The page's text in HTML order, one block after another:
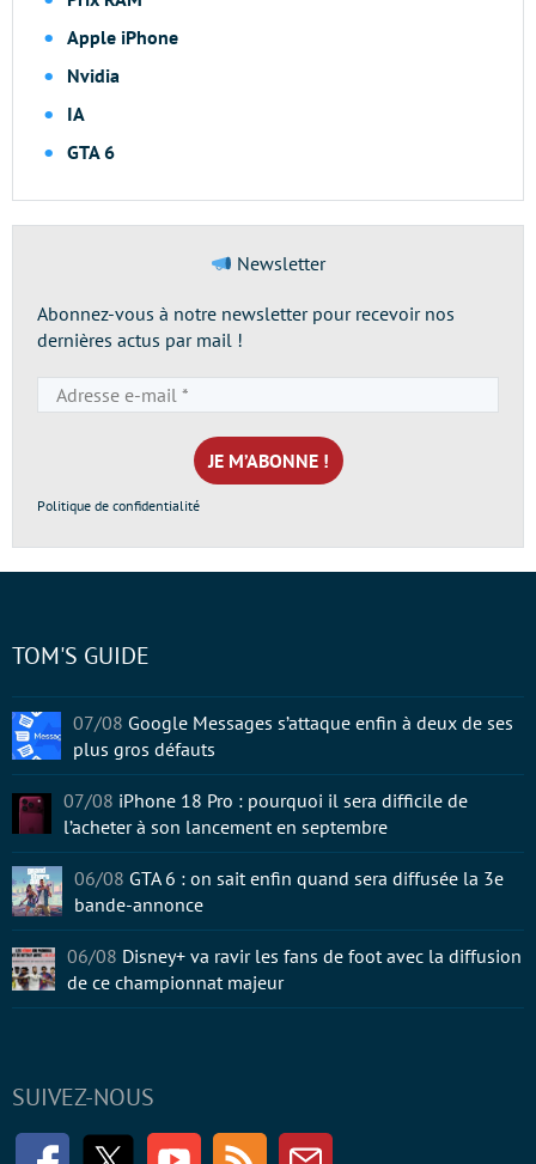
Apple iPhone
Nvidia
IA
GTA 6
Newsletter
Abonnez-vous à notre newsletter pour recevoir nos
dernières actus par mail !
e-
mail
*
Politique de confidentialité
SUIVEZ-NOUS
FacebookTwitter Youtube RSS Newsletter
TOM'S GUIDE
07/08 Google Messages s’attaque enfin à deux de ses
plus gros défauts
07/08 iPhone 18 Pro : pourquoi il sera difficile de
l’acheter à son lancement en septembre
06/08 GTA 6 : on sait enfin quand sera diffusée la 3e
bande-annonce
06/08 Disney+ va ravir les fans de foot avec la diffusion
de ce championnat majeur